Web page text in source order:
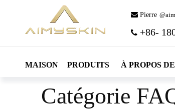
 Pierre
+86-
MAISON PRODUITS À PROPOS
Catégorie